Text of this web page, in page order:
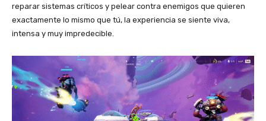
reparar sistemas críticos y pelear contra enemigos que quieren
exactamente lo mismo que tú, la experiencia se siente viva,
intensa y muy impredecible.